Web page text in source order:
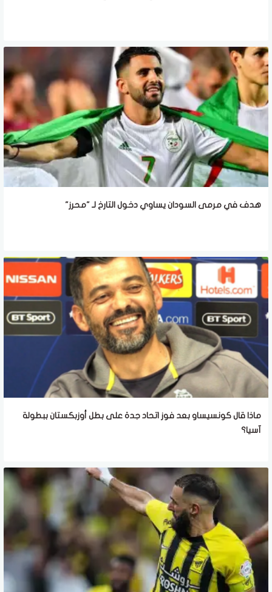
هدف في مرمى السودان يساوي دخول التارخ لـ "محرز"
ماذا قال كونسيساو بعد فوز اتحاد جدة على بطل أوزبكستان ببطولة
آسيا؟